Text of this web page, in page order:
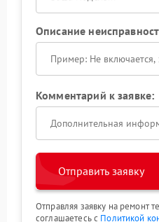
Описание
Комментарий к заявке:
Отправить заявку
Отправляя заявку на ремонт
соглашаетесь с Политикой